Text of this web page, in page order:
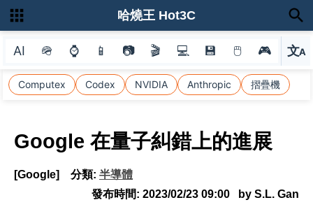
AI 🪖 ⌚ 📱 📷 🎬 💻 💾 🖱 🎮 文A
選
Computex Codex NVIDIA Anthropic 摺疊機
哈燒王 Hot3C
Google 在量子糾錯上的進展
[Google] 分類: 半導體
發布時間: 2023/02/23 09:00 by S.L. Gan